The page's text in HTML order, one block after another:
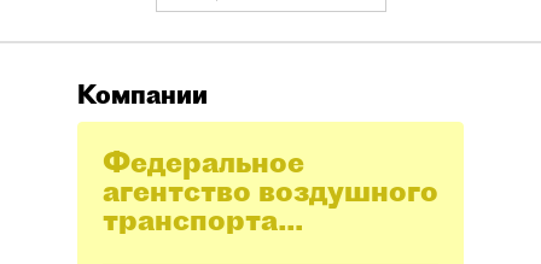
Компании
Федеральное
агентство воздушного
транспорта